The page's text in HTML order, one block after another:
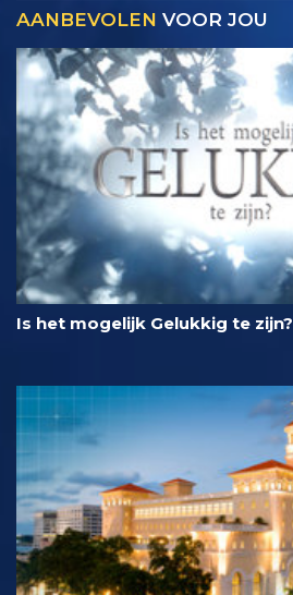
AANBEVOLEN VOOR JOU
Is het mogelijk Gelukkig te zijn?